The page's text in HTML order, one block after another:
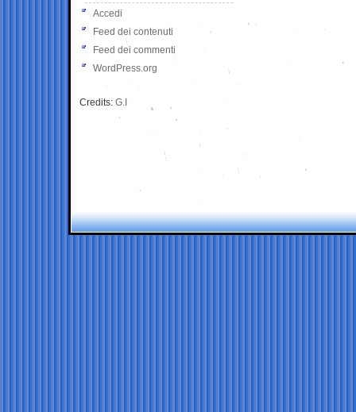
Accedi
Feed dei contenuti
Feed dei commenti
WordPress.org
Credits: G.I